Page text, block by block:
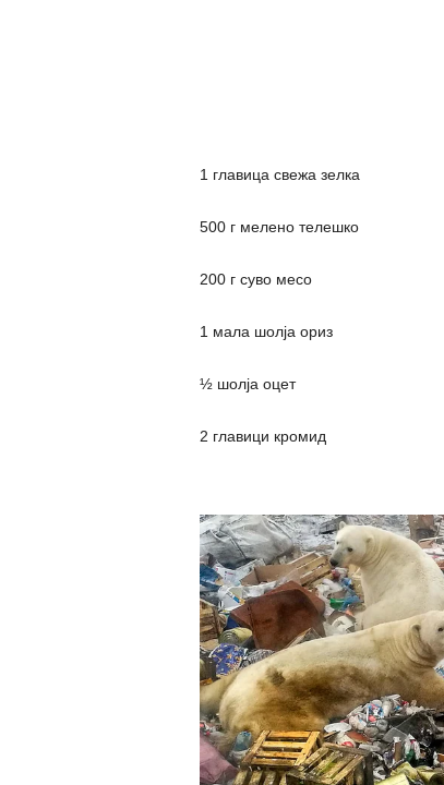
1 главица свежа зелка
500 г мелено телешко
200 г суво месо
1 мала шолја ориз
½ шолја оцет
2 главици кромид